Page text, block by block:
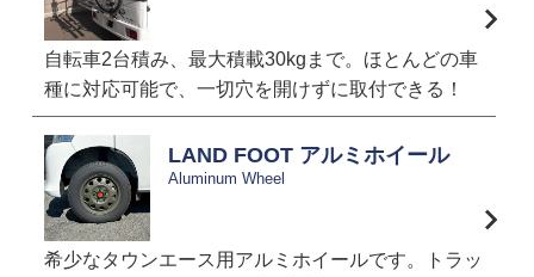
自転車2台積み、最大積載30kgまで。ほとんどの車
種に対応可能で、一切穴を開けずに取付できる！
LAND FOOT アルミホイール
Aluminum Wheel
希少なタウンエース用アルミホイールです。トラッ